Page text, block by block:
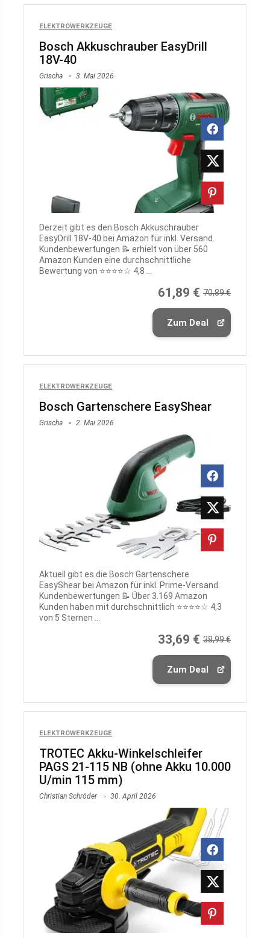
ELEKTROWERKZEUGE
Bosch Akkuschrauber EasyDrill
18V-40
Grischa 3. Mai 2026
Derzeit gibt es den Bosch Akkuschrauber
EasyDrill 18V-40 bei Amazon für inkl. Versand.
Kundenbewertungen 📝 erhielt von über 560
Amazon Kunden eine durchschnittliche
Bewertung von ⭐️⭐️⭐️⭐️☆ 4,8 ...
61,89 € 70,89 €
Zum Deal
ELEKTROWERKZEUGE
Bosch Gartenschere EasyShear
Grischa 2. Mai 2026
Aktuell gibt es die Bosch Gartenschere
EasyShear bei Amazon für inkl. Prime-Versand.
Kundenbewertungen 📝 Über 3.169 Amazon
Kunden haben mit durchschnittlich ⭐️⭐️⭐️⭐️☆ 4,3
von 5 Sternen ...
33,69 € 38,99 €
Zum Deal
ELEKTROWERKZEUGE
TROTEC Akku-Winkelschleifer
PAGS 21-115 NB (ohne Akku 10.000
U/min 115 mm)
Christian Schröder 30. April 2026